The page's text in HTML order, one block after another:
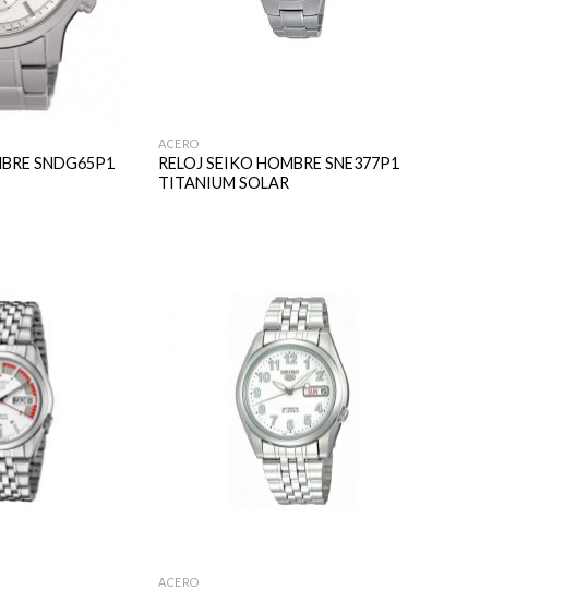
SNDG65P1
ACERO
RELOJ SEIKO HOMBRE SNE377P1
TITANIUM SOLAR
ACERO